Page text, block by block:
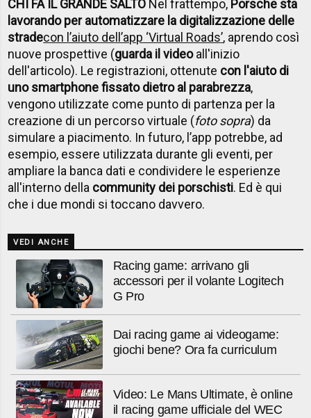
CHI FA IL GRANDE SALTO Nel frattempo, Porsche sta
lavorando per automatizzare la digitalizzazione delle
stradecon l’aiuto dell’app ‘Virtual Roads’, aprendo così
nuove prospettive (guarda il videoall'inizio
dell'articolo). Le registrazioni, ottenute con l'aiuto di
uno smartphone fissato dietro al parabrezza,
vengono utilizzate come punto di partenza per la
creazione di un percorso virtuale (foto sopra) da
simulare a piacimento. In futuro, l’app potrebbe, ad
esempio, essere utilizzata durante gli eventi, per
ampliare la banca dati e condividere le esperienze
all'interno della community dei porschisti. Ed è qui
che i due mondi si toccano davvero.
VEDI ANCHE
Racing game: arrivano gli
accessori per il volante Logitech
G Pro
Dai racing game ai videogame:
giochi bene? Ora fa curriculum
Video: Le Mans Ultimate, è online
il racing game ufficiale del WEC